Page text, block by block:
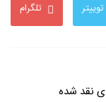
توییتر تلگرام